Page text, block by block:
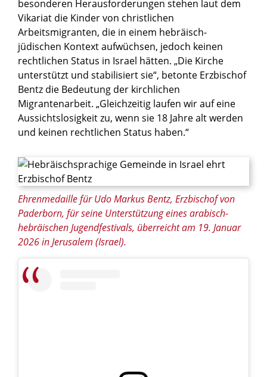
Ehrenmedaille für Udo Markus Bentz, Erzbischof von
Paderborn, für seine Unterstützung eines arabisch-
hebräischen Jugendfestivals, überreicht am 19. Januar
2026 in Jerusalem (Israel).
besonderen Herausforderungen stehen laut dem
Vikariat die Kinder von christlichen
Arbeitsmigranten, die in einem hebräisch-
jüdischen Kontext aufwüchsen, jedoch keinen
rechtlichen Status in Israel hätten. „Die Kirche
unterstützt und stabilisiert sie“, betonte Erzbischof
Bentz die Bedeutung der kirchlichen
Migrantenarbeit. „Gleichzeitig laufen wir auf eine
Aussichtslosigkeit zu, wenn sie 18 Jahre alt werden
und keinen rechtlichen Status haben.“